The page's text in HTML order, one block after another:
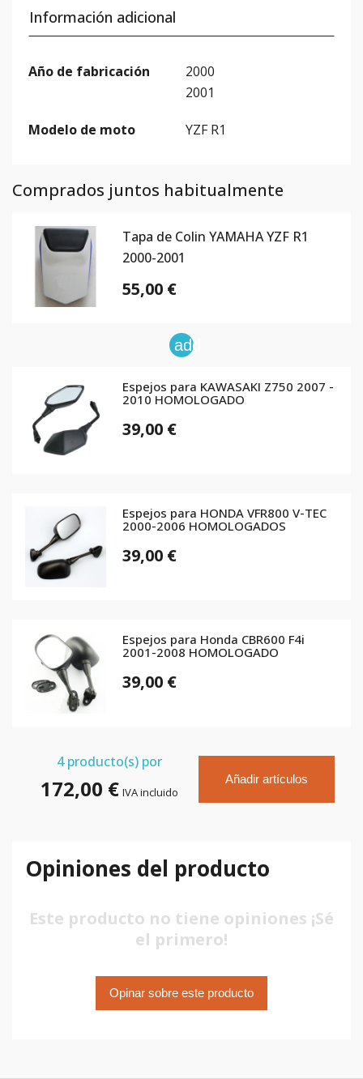
Información adicional
Año de fabricación
2000
2001
Modelo de moto YZF R1
Comprados juntos habitualmente
Tapa de Colin YAMAHA YZF R1
2000-2001
55,00 €
add
Espejos para KAWASAKI Z750 2007 -
2010 HOMOLOGADO
39,00 €
Espejos para HONDA VFR800 V-TEC
2000-2006 HOMOLOGADOS
39,00 €
Espejos para Honda CBR600 F4i
2001-2008 HOMOLOGADO
39,00 €
4producto(s) por
172,00 € IVA incluido
Añadir artículos
Opiniones del producto
Este producto no tiene opiniones ¡Sé
el primero!
Opinar sobre este producto